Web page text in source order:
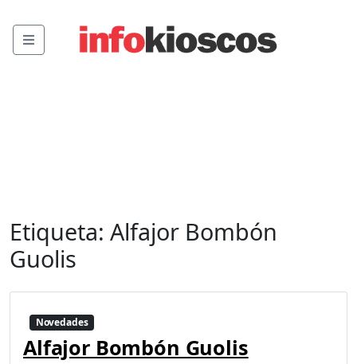
Menu
Etiqueta: Alfajor Bombón
Guolis
Novedades
Alfajor Bombón Guolis